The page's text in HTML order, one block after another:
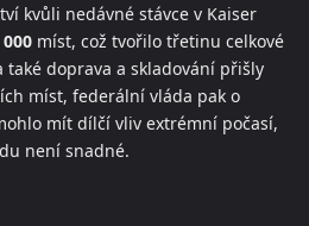
kvůli nedávné stávce v Kaiser
míst, což tvořilo třetinu celkové
také doprava a skladování přišly
míst, federální vláda pak o
mít dílčí vliv extrémní počasí,
není snadné.